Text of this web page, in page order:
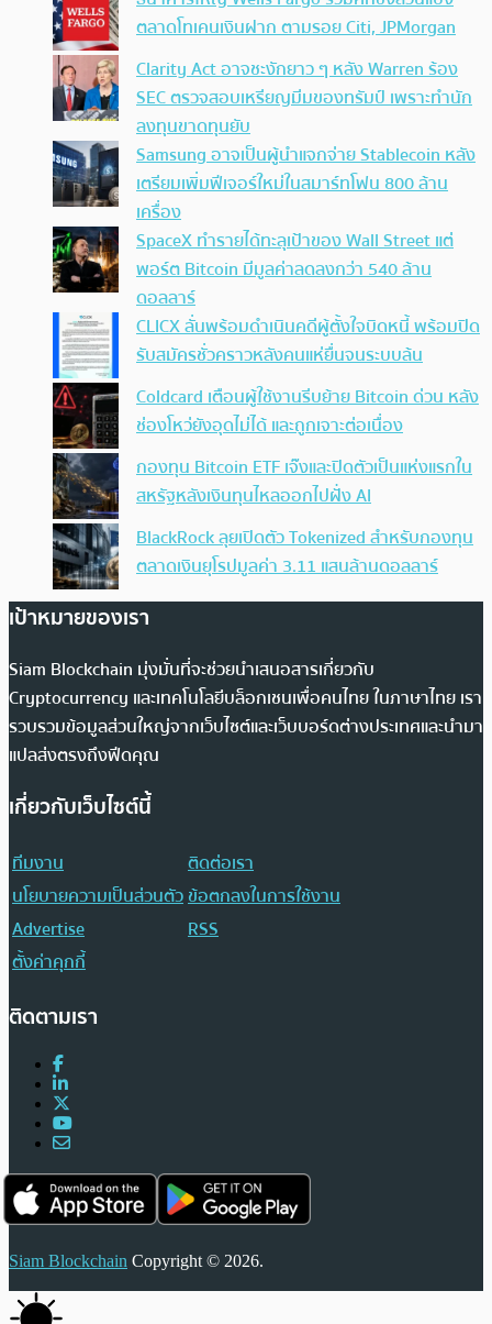
ตลาดโทเคนเงินฝาก ตามรอย Citi, JPMorgan
Clarity Act อาจชะงักยาว ๆ หลัง Warren ร้อง
SEC ตรวจสอบเหรียญมีมของทรัมป์ เพราะทำนัก
ลงทุนขาดทุนยับ
Samsung อาจเป็นผู้นำแจกจ่าย Stablecoin หลัง
เตรียมเพิ่มฟีเจอร์ใหม่ในสมาร์ทโฟน 800 ล้าน
เครื่อง
SpaceX ทำรายได้ทะลุเป้าของ Wall Street แต่
พอร์ต Bitcoin มีมูลค่าลดลงกว่า 540 ล้าน
ดอลลาร์
CLICX ลั่นพร้อมดำเนินคดีผู้ตั้งใจบิดหนี้ พร้อมปิด
รับสมัครชั่วคราวหลังคนแห่ยื่นจนระบบล้น
Coldcard เตือนผู้ใช้งานรีบย้าย Bitcoin ด่วน หลัง
ช่องโหว่ยังอุดไม่ได้ และถูกเจาะต่อเนื่อง
กองทุน Bitcoin ETF เจ๊งและปิดตัวเป็นแห่งแรกใน
สหรัฐหลังเงินทุนไหลออกไปฝั่ง AI
BlackRock ลุยเปิดตัว Tokenized สำหรับกองทุน
ตลาดเงินยุโรปมูลค่า 3.11 แสนล้านดอลลาร์
เป้าหมายของเรา
Siam Blockchain มุ่งมั่นที่จะช่วยนำเสนอสารเกี่ยวกับ
Cryptocurrency และเทคโนโลยีบล็อกเชนเพื่อคนไทย ในภาษาไทย เรา
รวบรวมข้อมูลส่วนใหญ่จากเว็บไซต์และเว็บบอร์ดต่างประเทศและนำมา
แปลส่งตรงถึงฟีดคุณ
เกี่ยวกับเว็บไซต์นี้
ทีมงาน
ติดต่อเรา
นโยบายความเป็นส่วนตัวข้อตกลงในการใช้งาน
Advertise
RSS
ตั้งค่าคุกกี้
ติดตามเรา
Siam Blockchain Copyright © 2026.